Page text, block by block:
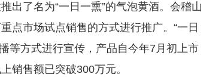
出了名为“一日一熏”的气泡黄酒。会稽山
点市场试点销售的方式进行推广。“一日
等方式进行宣传，产品自今年7月初上市
销售额已突破300万元。